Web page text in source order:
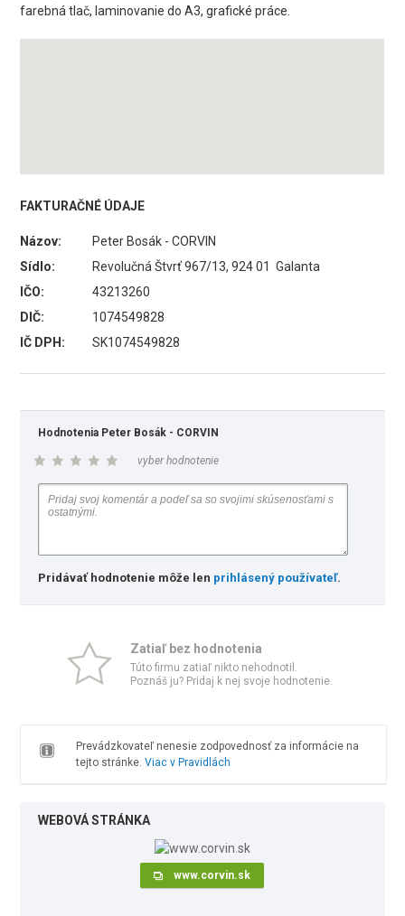
farebná tlač, laminovanie do A3, grafické práce.
FAKTURAČNÉ ÚDAJE
Názov:
Peter Bosák - CORVIN
Sídlo:
Revolučná Štvrť 967/13, 924 01 Galanta
IČO:
43213260
DIČ:
1074549828
IČ DPH:
SK1074549828
Hodnotenia Peter Bosák - CORVIN
vyber hodnotenie
Pridávať hodnotenie môže len prihlásený používateľ.
Zatiaľ bez hodnotenia
Túto firmu zatiaľ nikto nehodnotil.
Poznáš ju? Pridaj k nej svoje hodnotenie.
Prevádzkovateľ nenesie zodpovednosť za informácie na
tejto stránke. Viac v Pravidlách
WEBOVÁ STRÁNKA
www.corvin.sk